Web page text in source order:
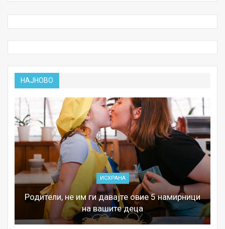
НАЈНОВО
ИСХРАНА
Родители, не им ги давајте овие 5 намирници
на вашите деца